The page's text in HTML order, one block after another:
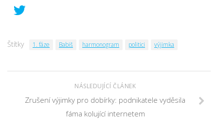
Štítky 1. fáze Babiš harmonogram politici výjimka
NÁSLEDUJÍCÍ ČLÁNEK
Zrušení výjimky pro dobírky: podnikatele vyděsila
fáma kolující internetem